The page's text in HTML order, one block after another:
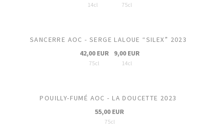
14cl 75cl
SANCERRE AOC - SERGE LALOUE “SILEX” 2023
42,00 EUR
75cl
9,00 EUR
14cl
POUILLY-FUMÉ AOC - LA DOUCETTE 2023
55,00 EUR
75cl